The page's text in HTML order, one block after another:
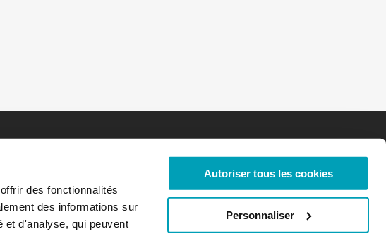
des fonctionnalités
des informations sur
et d'analyse, qui peuvent
Autoriser tous les cookies
Personnaliser